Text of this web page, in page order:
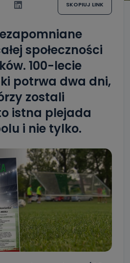
SKOPIUJ LINK
społeczności
100-lecie
potrwa dwa dni,
zostali
istna plejada
i nie tylko.